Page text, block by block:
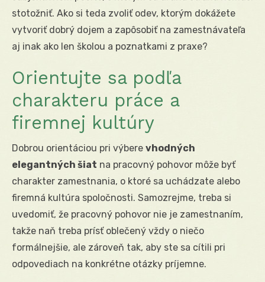
stotožniť. Ako si teda zvoliť odev, ktorým dokážete
vytvoriť dobrý dojem a zapôsobiť na zamestnávateľa
aj inak ako len školou a poznatkami z praxe?
Orientujte sa podľa
charakteru práce a
firemnej kultúry
Dobrou orientáciou pri výbere vhodných
elegantných šiat na pracovný pohovor môže byť
charakter zamestnania, o ktoré sa uchádzate alebo
firemná kultúra spoločnosti. Samozrejme, treba si
uvedomiť, že pracovný pohovor nie je zamestnaním,
takže naň treba prísť oblečený vždy o niečo
formálnejšie, ale zároveň tak, aby ste sa cítili pri
odpovediach na konkrétne otázky príjemne.